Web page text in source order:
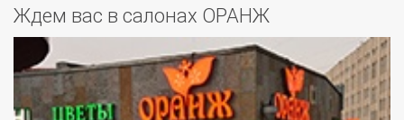
Ждем вас в салонах ОРАНЖ